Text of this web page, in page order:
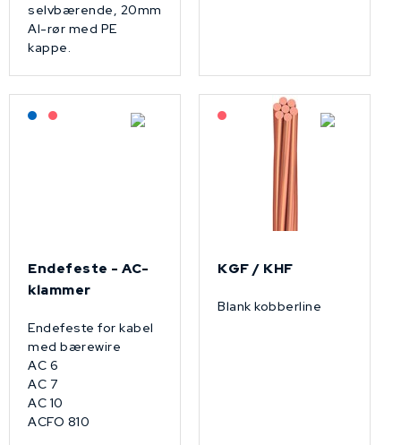
selvbærende, 20mm
Al-rør med PE
kappe.
Lagerført: NEK Kabel
På forespørsel
Endefeste - AC-
klammer
Endefeste for kabel
med bærewire
AC 6
AC 7
AC 10
ACFO 810
På forespørsel
KGF / KHF
Blank kobberline